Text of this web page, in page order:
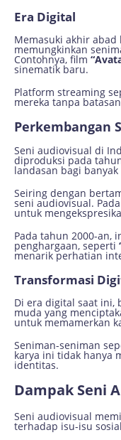
Era Digital
Memasuki akhir
memungkinkan
Contohnya, film
sinematik baru.
Platform streaming
mereka tanpa
Perkembangan
Seni audiovisual di
diproduksi pada
landasan bagi
Seiring dengan
seni audiovisual.
untuk
Pada tahun 2000-an,
penghargaan, seperti
menarik perhatian
Transformasi
Di era digital saat ini,
muda yang
untuk memamerkan
Seniman-seniman
karya ini tidak hanya
identitas.
Dampak Seni
Seni audiovisual
terhadap isu-isu